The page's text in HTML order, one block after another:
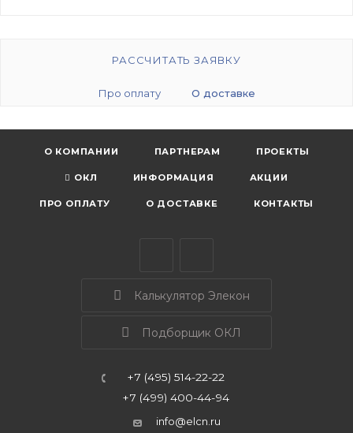
РАССЧИТАТЬ ЗАЯВКУ
Про оплату О доставке
О КОМПАНИИ ПАРТНЕРАМ ПРОЕКТЫ
ОКЛ ИНФОРМАЦИЯ АКЦИИ
ПРО ОПЛАТУ О ДОСТАВКЕ КОНТАКТЫ
Калькулятор Элекон
Подборщик ОКЛ
+7 (495) 514-22-22
+7 (499) 400-44-94
info@elcn.ru